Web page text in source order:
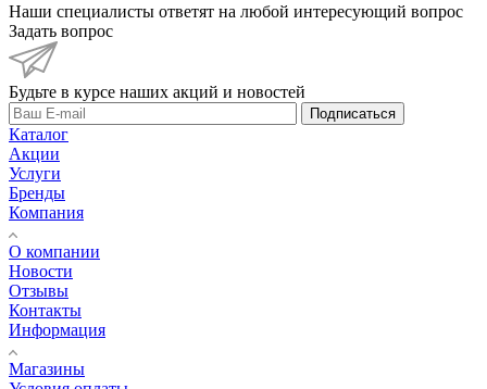
Наши специалисты ответят на любой интересующий вопрос
Задать вопрос
Будьте в курсе наших акций и новостей
Подписаться
Каталог
Акции
Услуги
Бренды
Компания
О компании
Новости
Отзывы
Контакты
Информация
Магазины